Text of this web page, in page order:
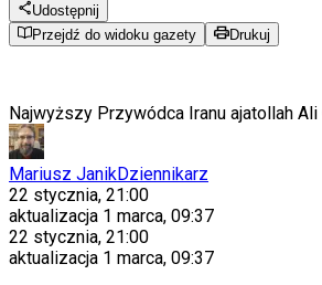
Udostępnij
Przejdź do widoku gazety
Drukuj
Najwyższy Przywódca Iranu ajatollah Ali
Mariusz JanikDziennikarz
22 stycznia, 21:00
aktualizacja 1 marca, 09:37
22 stycznia, 21:00
aktualizacja 1 marca, 09:37